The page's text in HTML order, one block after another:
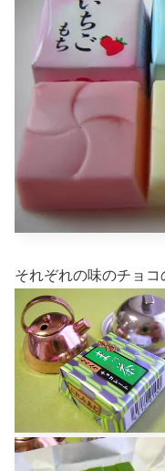
それぞれの味のチョコ